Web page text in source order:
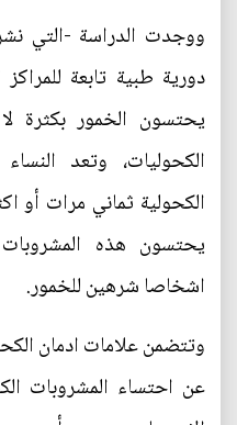
ووجدت الدراسة -التي
يحتسون الخمور بكثرة
الكحوليات، وتعد
الكحولية ثماني مرات أو
اشخاصا شرهين للخمور.
وتتضمن علامات ادمان
عن احتساء المشروبات